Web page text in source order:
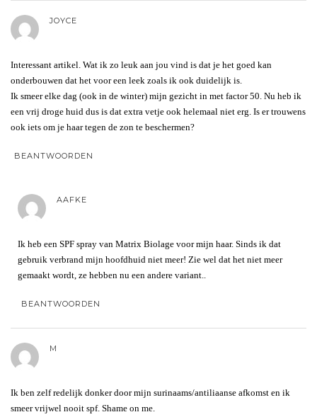
JOYCE
Interessant artikel. Wat ik zo leuk aan jou vind is dat je het goed kan
onderbouwen dat het voor een leek zoals ik ook duidelijk is.
Ik smeer elke dag (ook in de winter) mijn gezicht in met factor 50. Nu heb ik
een vrij droge huid dus is dat extra vetje ook helemaal niet erg. Is er trouwens
ook iets om je haar tegen de zon te beschermen?
BEANTWOORDEN
AAFKE
Ik heb een SPF spray van Matrix Biolage voor mijn haar. Sinds ik dat
gebruik verbrand mijn hoofdhuid niet meer! Zie wel dat het niet meer
gemaakt wordt, ze hebben nu een andere variant..
BEANTWOORDEN
M
Ik ben zelf redelijk donker door mijn surinaams/antiliaanse afkomst en ik
smeer vrijwel nooit spf. Shame on me.